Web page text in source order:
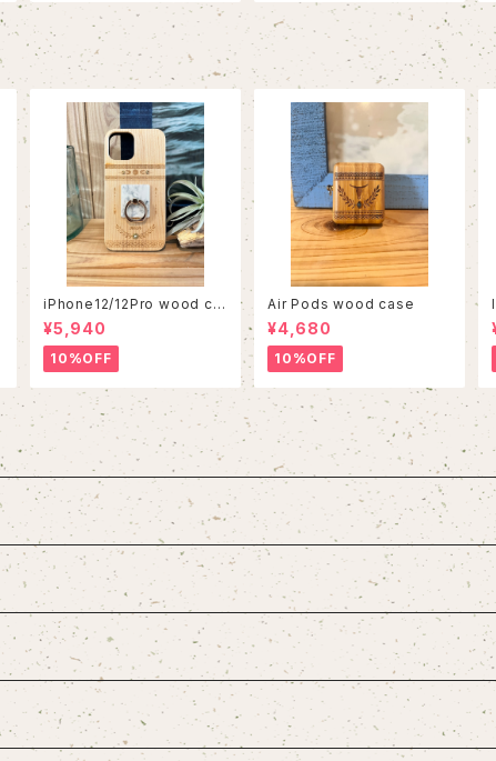
iPhone12/12Pro wood ca
se
¥5,940
10%OFF
Air Pods wood case
¥4,680
10%OFF